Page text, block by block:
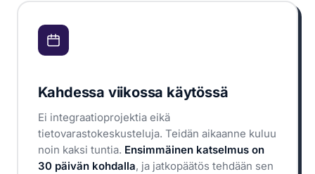
Kahdessa viikossa käytössä
Ei integraatioprojektia eikä
tietovarastokeskusteluja. Teidän aikaanne kuluu
noin kaksi tuntia. Ensimmäinen katselmus on
30 päivän kohdalla, ja jatkopäätös tehdään sen